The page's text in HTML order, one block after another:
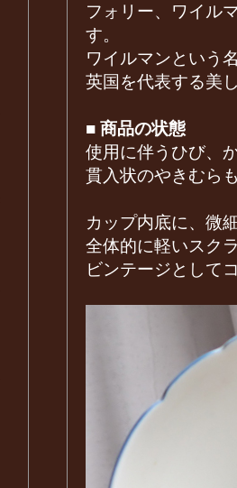
フォリー、ワイル
す。
ワイルマンという
英国を代表する美
■ 商品の状態
使用に伴うひび、
貫入状のやきむら
カップ内底に、微
全体的に軽いスク
ビンテージとして